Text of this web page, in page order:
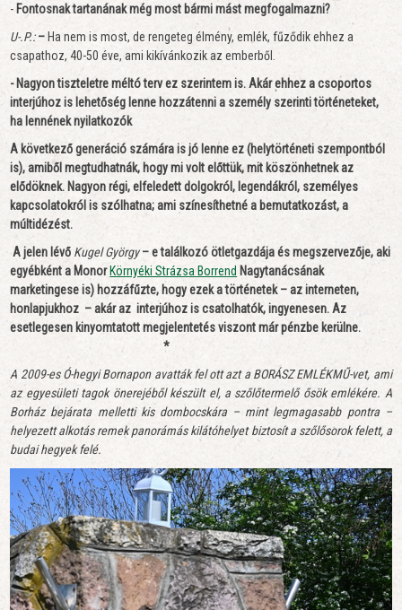
- Fontosnak tartanának még most bármi mást megfogalmazni?
U-.P.:– Ha nem is most, de rengeteg élmény, emlék, fűződik ehhez a
csapathoz, 40-50 éve, ami kikívánkozik az emberből.
- Nagyon tiszteletre méltó terv ez szerintem is. Akár ehhez a csoportos
interjúhoz is lehetőség lenne hozzátenni a személy szerinti történeteket,
ha lennének nyilatkozók
A következő generáció számára is jó lenne ez (helytörténeti szempontból
is), amiből megtudhatnák, hogy mi volt előttük, mit köszönhetnek az
elődöknek. Nagyon régi, elfeledett dolgokról, legendákról, személyes
kapcsolatokról is szólhatna; ami színesíthetné a bemutatkozást, a
múltidézést.
A jelen lévő Kugel György– e találkozó ötletgazdája és megszervezője, aki
egyébként a Monor Környéki Strázsa Borrend Nagytanácsának
marketingese is) hozzáfűzte, hogy ezek a történetek – az interneten,
honlapjukhoz – akár az interjúhoz is csatolhatók, ingyenesen. Az
esetlegesen kinyomtatott megjelentetés viszont már pénzbe kerülne.
*
A 2009-es Ó-hegyi Bornapon avatták fel ott azt a BORÁSZ EMLÉKMŰ-vet, ami
az egyesületi tagok önerejéből készült el, a szőlőtermelő ősök emlékére. A
Borház bejárata melletti kis dombocskára – mint legmagasabb pontra –
helyezett alkotás remek panorámás kilátóhelyet biztosít a szőlősorok felett, a
budai hegyek felé.